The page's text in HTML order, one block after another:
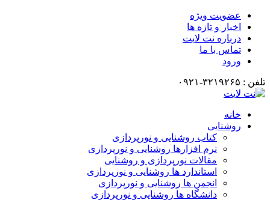
عضویت ویژه
اخبار و تازه ها
درباره نت لایت
تماس با ما
ورود
تلفن : ۳۲۱۹۲۶۵-۰۹۲۱
خانه
روشنایی
کتاب روشنایی و نورپردازی
نرم افزارها روشنایی و نورپردازی
مقالات نورپردازی و روشنایی
استاندارد ها روشنایی و نورپردازی
انجمن ها روشنایی و نورپردازی
دانشگاه ها روشنایی و نورپردازی